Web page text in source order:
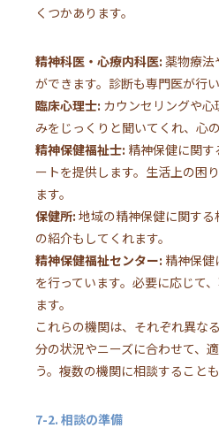
くつかあります。
精神科医・心療内科医: 薬物療法
ができます。診断も専門医が行い
臨床心理士: カウンセリングや
みをじっくりと聞いてくれ、心
精神保健福祉士: 精神保健に関
ートを提供します。生活上の困
ます。
保健所: 地域の精神保健に関す
の紹介もしてくれます。
精神保健福祉センター: 精神保健
を行っています。必要に応じて
ます。
これらの機関は、それぞれ異な
分の状況やニーズに合わせて、
う。複数の機関に相談することも
7-2. 相談の準備